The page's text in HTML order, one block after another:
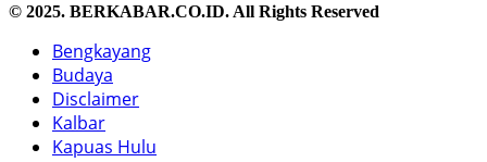
© 2025. BERKABAR.CO.ID. All Rights Reserved
Bengkayang
Budaya
Disclaimer
Kalbar
Kapuas Hulu